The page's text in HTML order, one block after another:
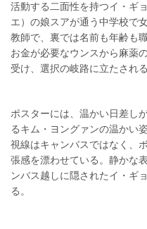
活動する二面性を持つイ・ギ
エ）の娘スアが通う中学校で
教師で、裏では名前も年齢も
お金が必要なウンスから麻薬
受け、選択の岐路に立たされる
ポスターには、温かい日差し
るキム・ヨングァンの温かい
視線はキャンバスではなく、
張感を漂わせている。静かな
ンバス越しに隠されたイ・ギ
る。